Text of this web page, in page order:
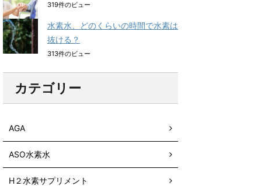
319件のビュー
水素水、どのくらいの時間で水素は
抜ける？
313件のビュー
カテゴリー
AGA
ASO水素水
H２水素サプリメント